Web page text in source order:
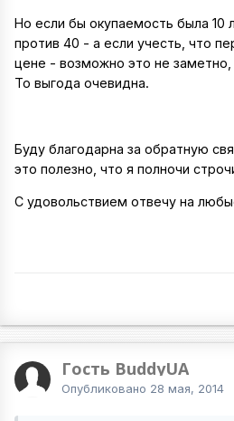
Но если бы окупаемость была 10
против 40 - а если учесть, что
цене - возможно это не заметно,
То выгода очевидна.
Буду благодарна за обратную
это полезно, что я полночи
С удовольствием отвечу на
Гость BuddyUA
Опубликовано 28 мая, 2014